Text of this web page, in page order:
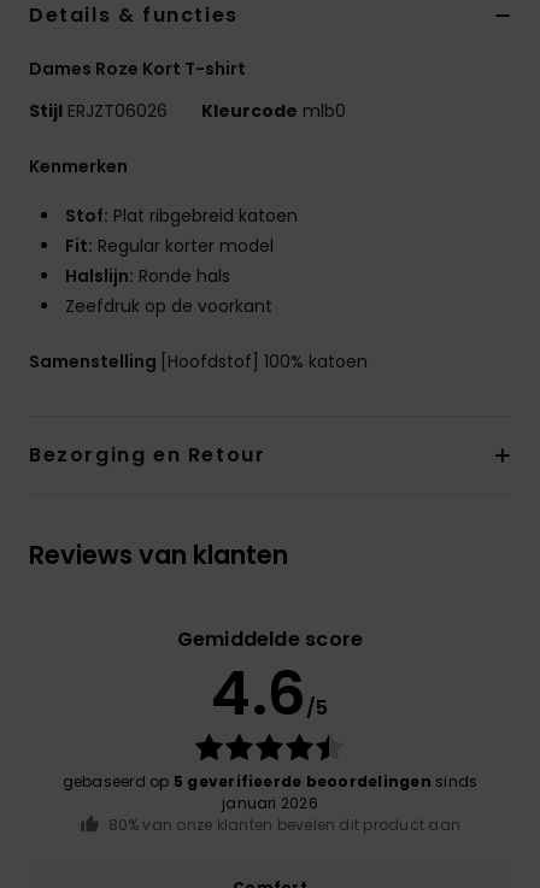
Details & functies
Dames Roze Kort T-shirt
Stijl ERJZT06026 Kleurcode mlb0
Kenmerken
Stof: Plat ribgebreid katoen
Fit: Regular korter model
Halslijn: Ronde hals
Zeefdruk op de voorkant
Samenstelling [Hoofdstof] 100% katoen
Bezorging en Retour
Reviews van klanten
Gemiddelde score
4.6/5
gebaseerd op 5 geverifieerde beoordelingen sinds
januari 2026
80% van onze klanten bevelen dit product aan